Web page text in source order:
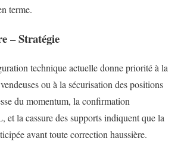
terme.
– Stratégie
technique actuelle donne priorité à la
ou à la sécurisation des positions
du momentum, la confirmation
et la cassure des supports indiquent que la
avant toute correction haussière.